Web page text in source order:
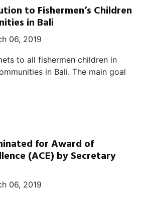
to Fishermen’s Children
in Bali
06, 2019
to all fishermen children in
in Bali. The main goal
for Award of
(ACE) by Secretary
06, 2019